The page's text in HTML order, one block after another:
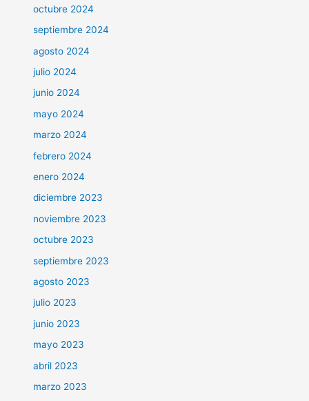
octubre 2024
septiembre 2024
agosto 2024
julio 2024
junio 2024
mayo 2024
marzo 2024
febrero 2024
enero 2024
diciembre 2023
noviembre 2023
octubre 2023
septiembre 2023
agosto 2023
julio 2023
junio 2023
mayo 2023
abril 2023
marzo 2023